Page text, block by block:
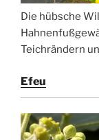
Die hübsche
Teichrändern
Efeu